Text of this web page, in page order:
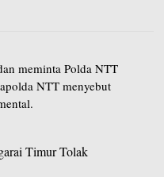
meminta Polda NTT
NTT menyebut
Timur Tolak